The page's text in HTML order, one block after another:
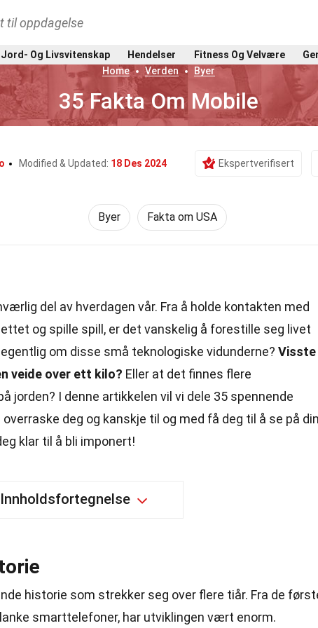
til oppdagelse
Jord- Og Livsvitenskap Hendelser Fitness Og Velvære
Home
Verden Byer
35 Fakta Om Mobile
Modified & Updated: 18 Des 2024 Ekspertverifisert
Byer Fakta om USA
del av hverdagen vår. Fra å holde kontakten med
og spille spill, er det vanskelig å forestille seg livet
om disse små teknologiske vidunderne? Visste
veide over ett kilo? Eller at det finnes flere
jorden? I denne artikkelen vil vi dele 35 spennende
deg og kanskje til og med få deg til å se på
klar til å bli imponert!
Innholdsfortegnelse
historie som strekker seg over flere tiår. Fra de
smarttelefoner, har utviklingen vært enorm.